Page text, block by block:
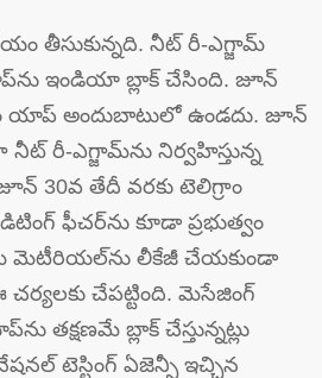
తీసుకున్న‌ది. నీట్ రీ-ఎగ్జామ్
ఇండియా బ్లాక్‌ చేసింది. జూన్
యాప్ అందుబాటులో ఉండ‌దు. జూన్
రీ-ఎగ్జామ్‌ను నిర్వ‌హిస్తున్న
30వ తేదీ వ‌ర‌కు టెలిగ్రాం
ఫీచ‌ర్‌ను కూడా ప్ర‌భుత్వం
మెటీరియ‌ల్‌ను లీకేజీ చేయ‌కుండా
చ‌ర్య‌ల‌కు చేప‌ట్టింది. మెసేజింగ్
త‌క్ష‌ణ‌మే బ్లాక్ చేస్తున్న‌ట్లు
టెస్టింగ్ ఏజెన్సీ ఇచ్చిన